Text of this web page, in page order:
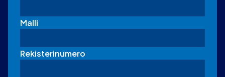
Malli
Rekisterinumero